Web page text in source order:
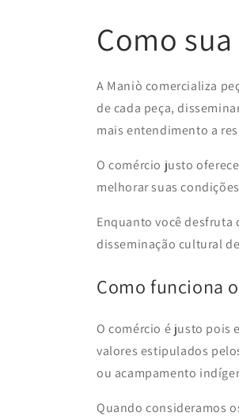
Como
A Maniò comercializa
de cada peça,
mais entendimento a
O comércio justo
melhorar suas
Enquanto você
disseminação cultural
Como funciona
O comércio é justo pois
valores estipulados
ou acampamento
Quando consideramos